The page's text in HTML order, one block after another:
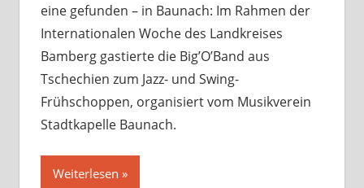
eine gefunden – in Baunach: Im Rahmen der
Internationalen Woche des Landkreises
Bamberg gastierte die Big’O’Band aus
Tschechien zum Jazz- und Swing-
Frühschoppen, organisiert vom Musikverein
Stadtkapelle Baunach.
Weiterlesen